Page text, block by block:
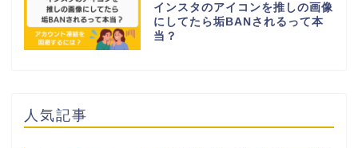
インスタのアイコンを推しの画像
にしてたら垢BANされるって本
当？
人気記事